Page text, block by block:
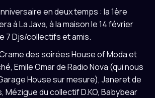
en deux temps : la 1ère
à La Java, à la maison le 14 février
7 Djs/collectifs et amis.
des soirées House of Moda et
Emile Omar de Radio Nova (qui nous
House sur mesure), Janeret de
Mézigue du collectif D.KO, Babybear